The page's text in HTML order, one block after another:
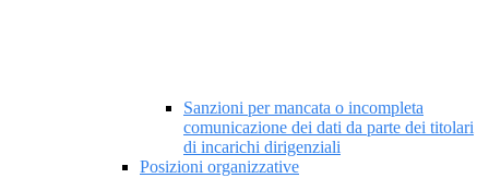
Sanzioni per mancata o incompleta
comunicazione dei dati da parte dei titolari
di incarichi dirigenziali
Posizioni organizzative